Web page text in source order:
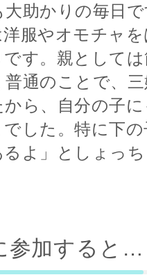
助かりの毎日
服やオモチャ
す。親として
通のことで、
ら、自分の子
した。特に下
るよ」としょっ
参加すると…